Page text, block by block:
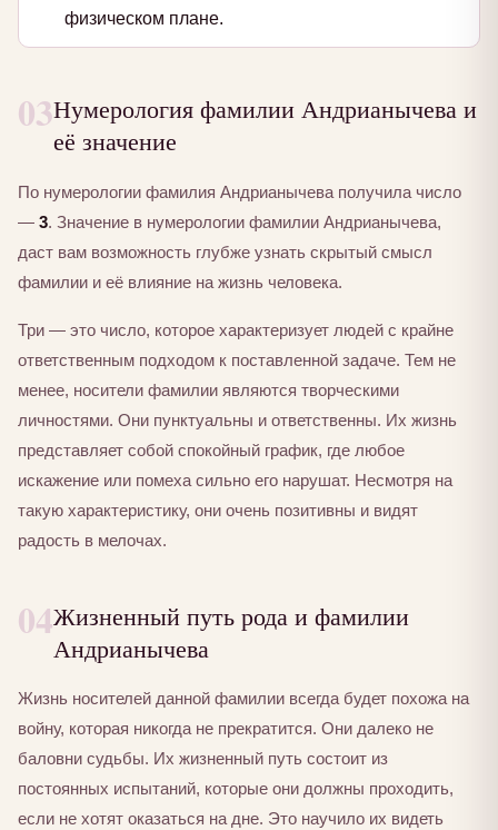
физическом плане.
03Нумерология фамилии Андрианычева и
её значение
По нумерологии фамилия Андрианычева получила число
— 3. Значение в нумерологии фамилии Андрианычева,
даст вам возможность глубже узнать скрытый смысл
фамилии и её влияние на жизнь человека.
Три — это число, которое характеризует людей с крайне
ответственным подходом к поставленной задаче. Тем не
менее, носители фамилии являются творческими
личностями. Они пунктуальны и ответственны. Их жизнь
представляет собой спокойный график, где любое
искажение или помеха сильно его нарушат. Несмотря на
такую характеристику, они очень позитивны и видят
радость в мелочах.
04Жизненный путь рода и фамилии
Андрианычева
Жизнь носителей данной фамилии всегда будет похожа на
войну, которая никогда не прекратится. Они далеко не
баловни судьбы. Их жизненный путь состоит из
постоянных испытаний, которые они должны проходить,
если не хотят оказаться на дне. Это научило их видеть